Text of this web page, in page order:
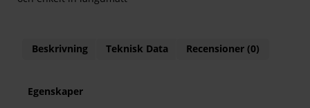
Beskrivning Teknisk Data Recensioner (0)
Egenskaper